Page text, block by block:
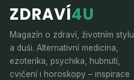
ZDRAVÍ4U
Magazín o zdraví, životním stylu
a duši. Alternativní medicína,
ezoterika, psychika, hubnutí,
cvičení i horoskopy – inspirace